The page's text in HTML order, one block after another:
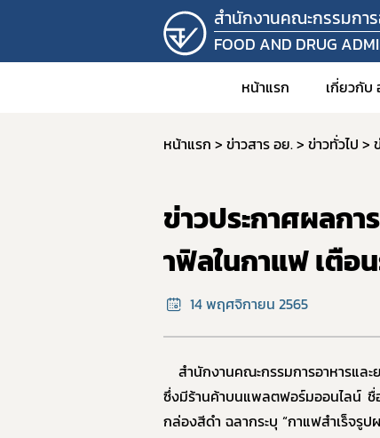
สำนักงานคณะกรรมการ
FOOD AND DRUG
หน้าแรก เกี่ยวกับ
3. โ
4.
ค
6. บุ
7. ร
8. ร
9. แ
หน้าแรก ข่าวสาร อย. ข่าวทั่วไป
ข่าวประกาศผลก
าฟิลในกาแฟ เตือ
14 พฤศจิกายน 2565
สำนักงานคณะกรรมการอาหารแล
ซึ่งมีร้านค้าบนแพลตฟอร์มออนไลน์ ชื่
กล่องสีดำ ฉลากระบุ “กาแฟสำเร็จรู